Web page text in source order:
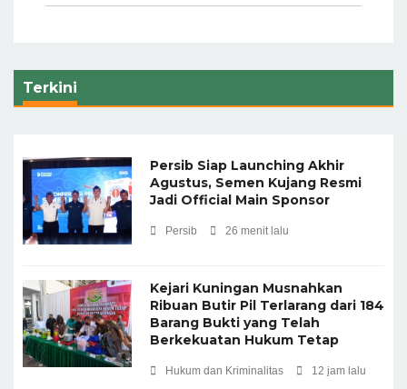
Terkini
Persib Siap Launching Akhir
Agustus, Semen Kujang Resmi
Jadi Official Main Sponsor
Persib 26 menit lalu
Kejari Kuningan Musnahkan
Ribuan Butir Pil Terlarang dari 184
Barang Bukti yang Telah
Berkekuatan Hukum Tetap
Hukum dan Kriminalitas 12 jam lalu